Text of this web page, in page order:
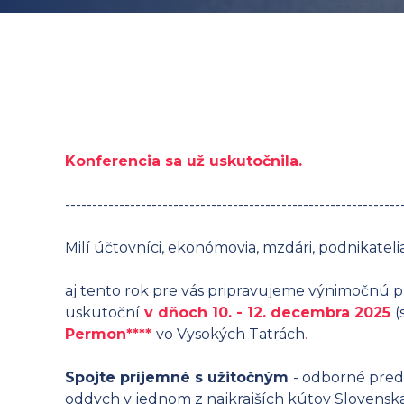
Konferencia sa už uskutočnila.
Milí účtovníci, ekonómovia, mzdári,
aj tento rok pre vás pripravujeme výnimočnú
uskutoční v dňoch 10. - 12. decembra 2025
Permon**** vo Vysokých Tatrách.
Spojte príjemné s užitočným - odborné
oddych v jednom z najkrajších kútov